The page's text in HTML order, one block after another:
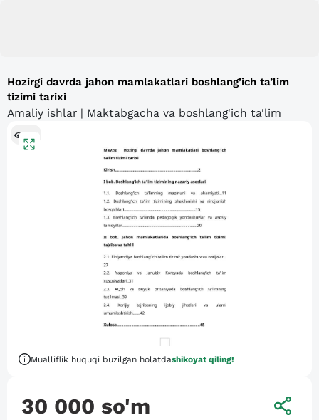
Hozirgi davrda jahon mamlakatlari boshlang’ich ta’lim
tizimi tarixi
Amaliy ishlar | Maktabgacha va boshlang'ich ta'lim
114
Mualliflik huquqi buzilgan holatdashikoyat qiling!
30 000 so'm